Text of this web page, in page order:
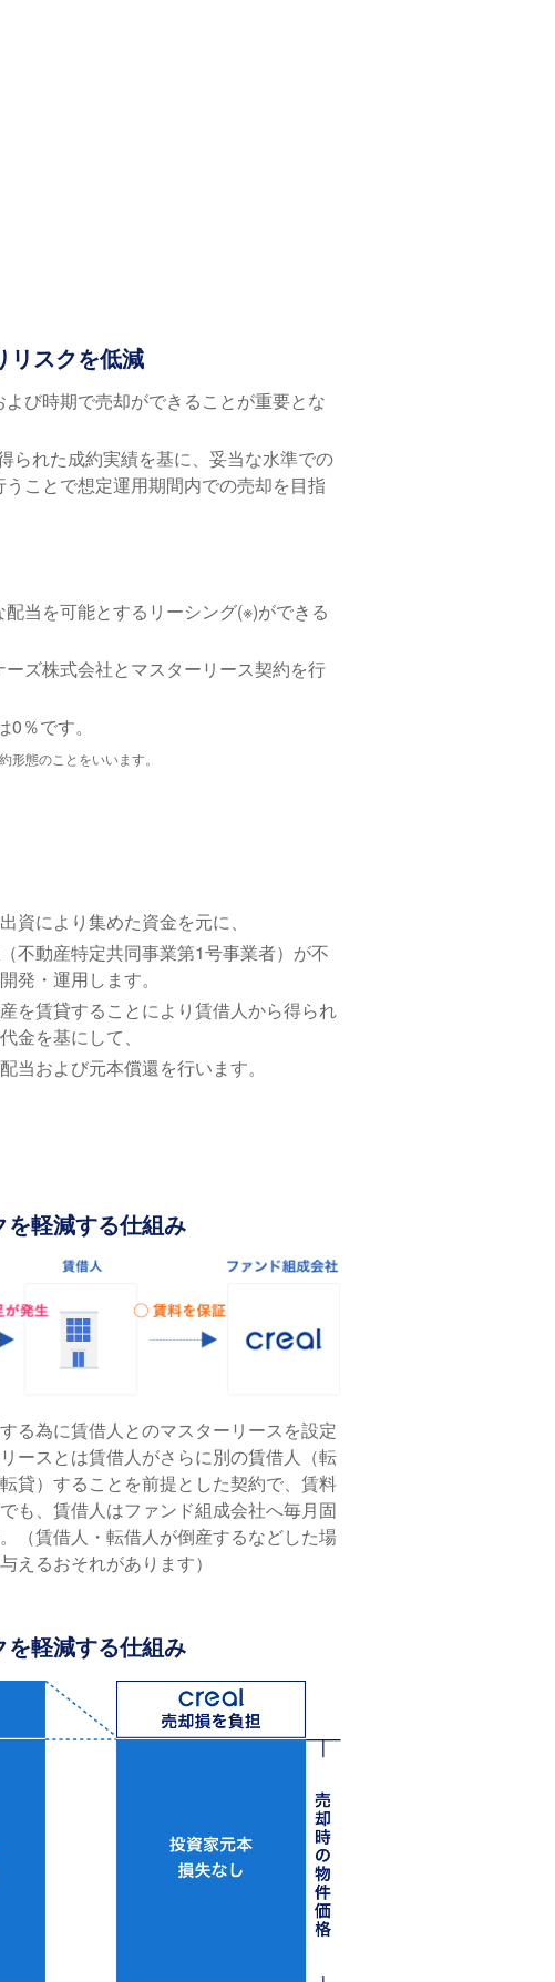
リスクを低減
び時期で売却ができることが重要とな
られた成約実績を基に、妥当な水準での
ことで想定運用期間内での売却を目指
当を可能とするリーシング(※)ができる
ズ株式会社とマスターリース契約を行
％です。
態のことをいいます。
資により集めた資金を元に、
不動産特定共同事業第1号事業者）が不
発・運用します。
を賃貸することにより賃借人から得られ
金を基にして、
当および元本償還を行います。
軽減する仕組み
る為に賃借人とのマスターリースを設定
ースとは賃借⼈がさらに別の賃借⼈（転
貸）することを前提とした契約で、賃料
も、賃借⼈はファンド組成会社へ毎⽉固
（賃借⼈・転借⼈が倒産するなどした場
えるおそれがあります）
軽減する仕組み